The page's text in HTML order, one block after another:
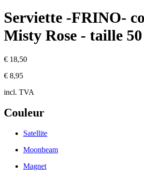
Serviette -FRINO-
Misty Rose - taille
€ 18,50
€ 8,95
incl. TVA
Couleur
Satellite
Moonbeam
Magnet